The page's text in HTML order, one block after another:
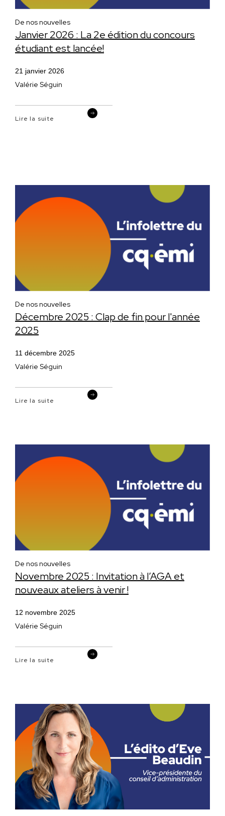
Janvier 2026 : La 2e édition du concours
étudiant est lancée!
21 janvier 2026
Valérie Séguin
De nos nouvelles
Lire la suite
Décembre 2025 : Clap de fin pour l'année
2025
11 décembre 2025
Valérie Séguin
De nos nouvelles
Lire la suite
Novembre 2025 : Invitation à l’AGA et
nouveaux ateliers à venir !
12 novembre 2025
Valérie Séguin
De nos nouvelles
Lire la suite